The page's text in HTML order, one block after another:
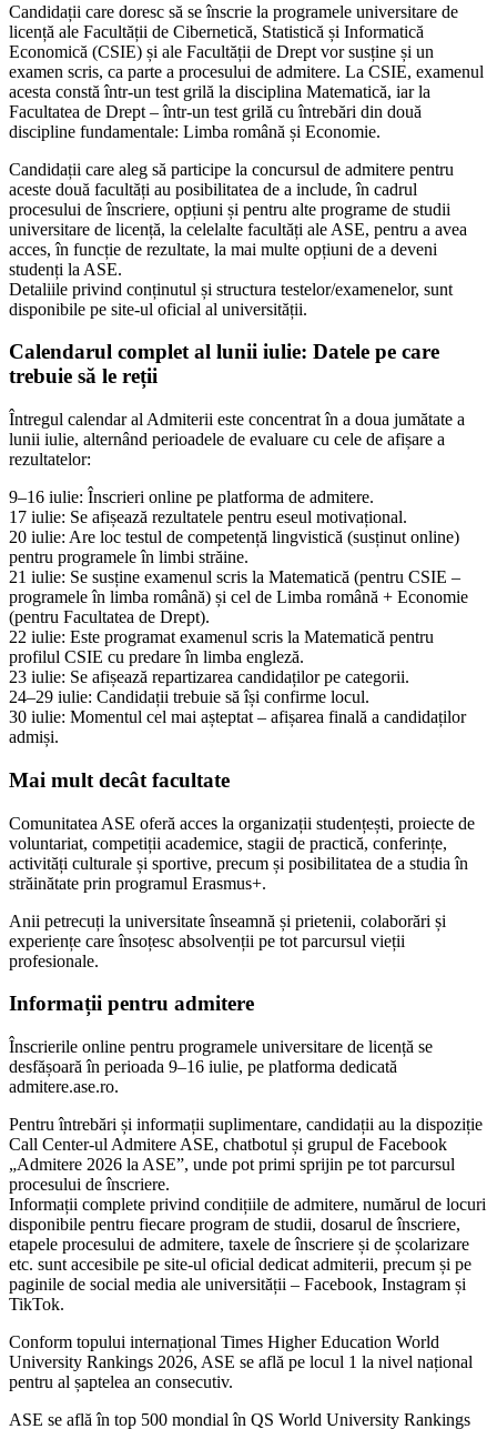
Candidații care doresc să se înscrie la programele universitare de
licență ale Facultății de Cibernetică, Statistică și Informatică
Economică (CSIE) și ale Facultății de Drept vor susține și un
examen scris, ca parte a procesului de admitere. La CSIE, examenul
acesta constă într-un test grilă la disciplina Matematică, iar la
Facultatea de Drept – într-un test grilă cu întrebări din două
discipline fundamentale: Limba română și Economie.
Candidații care aleg să participe la concursul de admitere pentru
aceste două facultăți au posibilitatea de a include, în cadrul
procesului de înscriere, opțiuni și pentru alte programe de studii
universitare de licență, la celelalte facultăți ale ASE, pentru a avea
acces, în funcție de rezultate, la mai multe opțiuni de a deveni
studenți la ASE.
Detaliile privind conținutul și structura testelor/examenelor, sunt
disponibile pe site-ul oficial al universității.
Calendarul complet al lunii iulie: Datele pe care
trebuie să le reții
Întregul calendar al Admiterii este concentrat în a doua jumătate a
lunii iulie, alternând perioadele de evaluare cu cele de afișare a
rezultatelor:
9–16 iulie: Înscrieri online pe platforma de admitere.
17 iulie: Se afișează rezultatele pentru eseul motivațional.
20 iulie: Are loc testul de competență lingvistică (susținut online)
pentru programele în limbi străine.
21 iulie: Se susține examenul scris la Matematică (pentru CSIE –
programele în limba română) și cel de Limba română + Economie
(pentru Facultatea de Drept).
22 iulie: Este programat examenul scris la Matematică pentru
profilul CSIE cu predare în limba engleză.
23 iulie: Se afișează repartizarea candidaților pe categorii.
24–29 iulie: Candidații trebuie să își confirme locul.
30 iulie: Momentul cel mai așteptat – afișarea finală a candidaților
admiși.
Mai mult decât facultate
Comunitatea ASE oferă acces la organizații studențești, proiecte de
voluntariat, competiții academice, stagii de practică, conferințe,
activități culturale și sportive, precum și posibilitatea de a studia în
străinătate prin programul Erasmus+.
Anii petrecuți la universitate înseamnă și prietenii, colaborări și
experiențe care însoțesc absolvenții pe tot parcursul vieții
profesionale.
Informații pentru admitere
Înscrierile online pentru programele universitare de licență se
desfășoară în perioada 9–16 iulie, pe platforma dedicată
admitere.ase.ro.
Pentru întrebări și informații suplimentare, candidații au la dispoziție
Call Center-ul Admitere ASE, chatbotul și grupul de Facebook
„Admitere 2026 la ASE”, unde pot primi sprijin pe tot parcursul
procesului de înscriere.
Informații complete privind condițiile de admitere, numărul de locuri
disponibile pentru fiecare program de studii, dosarul de înscriere,
etapele procesului de admitere, taxele de înscriere și de școlarizare
etc. sunt accesibile pe site-ul oficial dedicat admiterii, precum și pe
paginile de social media ale universității – Facebook, Instagram și
TikTok.
Conform topului internațional Times Higher Education World
University Rankings 2026, ASE se află pe locul 1 la nivel național
pentru al șaptelea an consecutiv.
ASE se află în top 500 mondial în QS World University Rankings